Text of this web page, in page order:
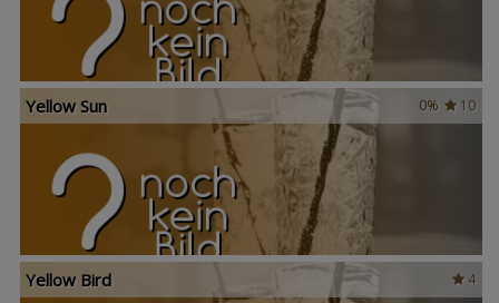
10
0%
Yellow Sun
4
Yellow Bird